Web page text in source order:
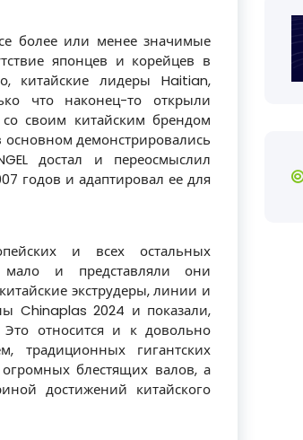
более или менее значимые
японцев и корейцев в
китайские лидеры Haitian,
что наконец-то открыли
со своим китайским брендом
демонстрировались
достал и переосмыслил
годов и адаптировал ее для
и всех остальных
мало и представляли они
экструдеры, линии и
Chinaplas 2024 и показали,
относится и к довольно
традиционных гигантских
блестящих валов, а
достижений китайского